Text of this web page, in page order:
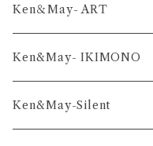
Ken＆May- ART
舞-series
凛-series
Ken&May- IKIMONO
Ken&May-Silent